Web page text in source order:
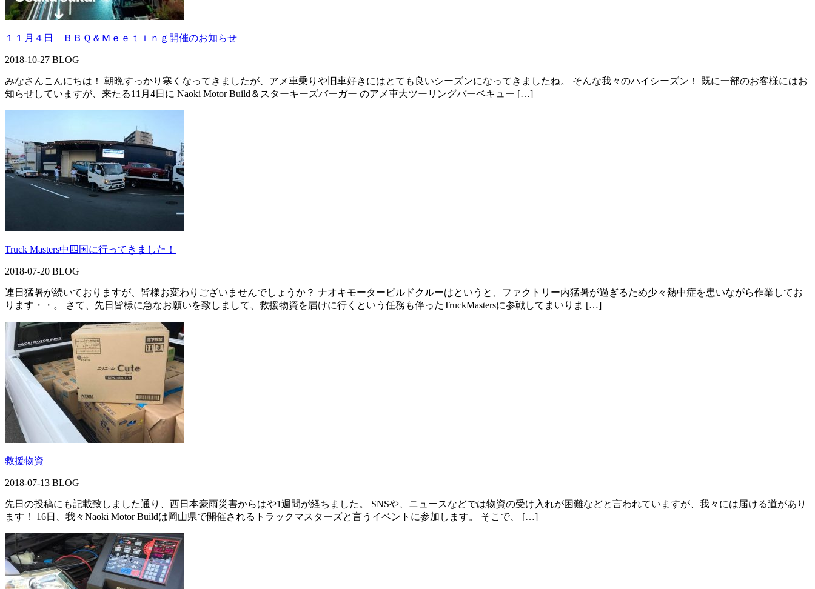
１１月４日 ＢＢＱ＆Ｍｅｅｔｉｎｇ開催のお知らせ
2018-10-27 BLOG
みなさんこんにちは！ 朝晩すっかり寒くなってきましたが、アメ車乗りや旧車好きにはとても良いシーズンになってきましたね。 そんな我々のハイシーズン！ 既に一部のお客様にはお
知らせしていますが、来たる11月4日に Naoki Motor Build＆スターキーズバーガー のアメ車大ツーリングバーベキュー […]
Truck Masters中四国に行ってきました！
2018-07-20 BLOG
連日猛暑が続いておりますが、皆様お変わりございませんでしょうか？ ナオキモータービルドクルーはというと、ファクトリー内猛暑が過ぎるため少々熱中症を患いながら作業してお
ります・・。 さて、先日皆様に急なお願いを致しまして、救援物資を届けに行くという任務も伴ったTruckMastersに参戦してまいりま […]
救援物資
2018-07-13 BLOG
先日の投稿にも記載致しました通り、西日本豪雨災害からはや1週間が経ちました。 SNSや、ニュースなどでは物資の受け入れが困難などと言われていますが、我々には届ける道があり
ます！ 16日、我々Naoki Motor Buildは岡山県で開催されるトラックマスターズと言うイベントに参加します。 そこで、 […]